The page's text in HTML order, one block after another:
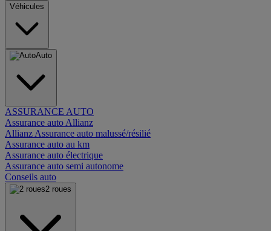
Véhicules
Auto
ASSURANCE AUTO
Assurance auto Allianz
Allianz Assurance auto malussé/résilié
Assurance auto au km
Assurance auto électrique
Assurance auto semi autonome
Conseils auto
2 roues